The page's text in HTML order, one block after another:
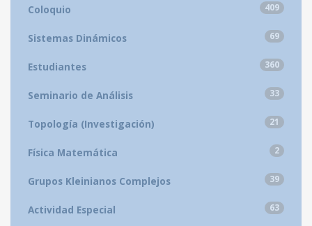
Coloquio 409
Sistemas Dinámicos 69
Estudiantes 360
Seminario de Análisis 33
Topología (Investigación) 21
Física Matemática 2
Grupos Kleinianos Complejos 39
Actividad Especial 63